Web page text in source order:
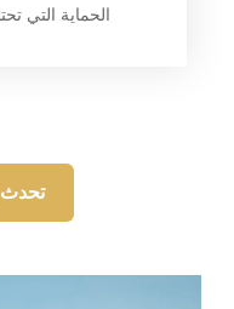
الحماية التي
تحدث